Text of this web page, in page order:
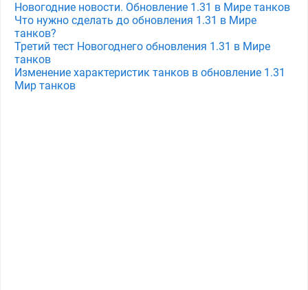
Новогодние новости. Обновление 1.31 в Мире танков
Что нужно сделать до обновления 1.31 в Мире
танков?
Третий тест Новогоднего обновления 1.31 в Мире
танков
Изменение характеристик танков в обновление 1.31
Мир танков